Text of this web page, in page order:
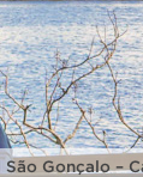
Gonçalo –